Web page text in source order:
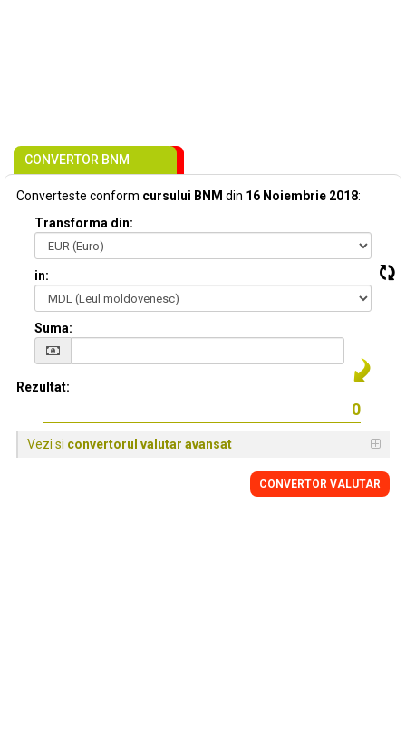
CONVERTOR BNM
Converteste conform cursului BNM din 16 Noiembrie 2018:
Transforma din:
in:
Suma:
Rezultat:
Vezi si convertorul valutar avansat
CONVERTOR VALUTAR